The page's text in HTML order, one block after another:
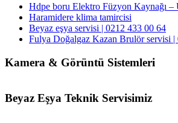
Hdpe boru Elektro Füzyon Kaynağı –
Haramidere klima tamircisi
Beyaz eşya servisi | 0212 433 00 64
Fulya Doğalgaz Kazan Brulör servisi |
Kamera & Görüntü Sistemleri
Beyaz Eşya Teknik Servisimiz